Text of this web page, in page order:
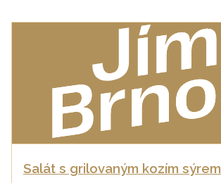
Salát s grilovaným kozím sýrem